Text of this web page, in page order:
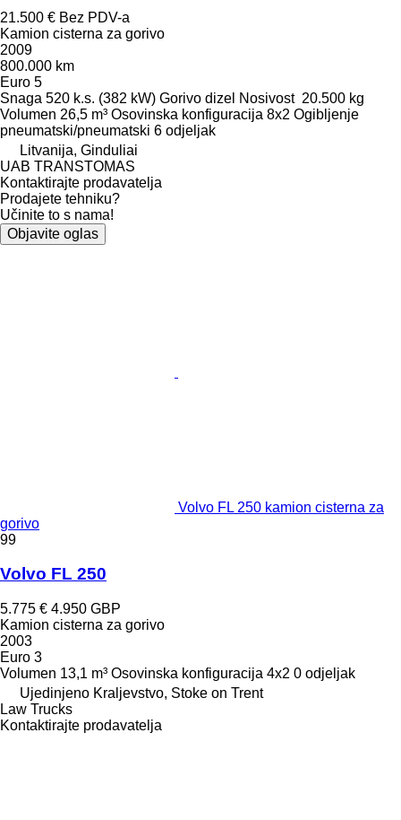
21.500 € Bez PDV-a
Kamion cisterna za gorivo
2009
800.000 km
Euro 5
Snaga 520 k.s. (382 kW) Gorivo dizel Nosivost 20.500 kg
Volumen 26,5 m³ Osovinska konfiguracija 8x2 Ogibljenje
pneumatski/pneumatski 6 odjeljak
Litvanija, Ginduliai
UAB TRANSTOMAS
Kontaktirajte prodavatelja
Prodajete tehniku?
Učinite to s nama!
Objavite oglas
Volvo FL 250 kamion cisterna za
gorivo
99
Volvo FL 250
5.775 € 4.950 GBP
Kamion cisterna za gorivo
2003
Euro 3
Volumen 13,1 m³ Osovinska konfiguracija 4x2 0 odjeljak
Ujedinjeno Kraljevstvo, Stoke on Trent
Law Trucks
Kontaktirajte prodavatelja